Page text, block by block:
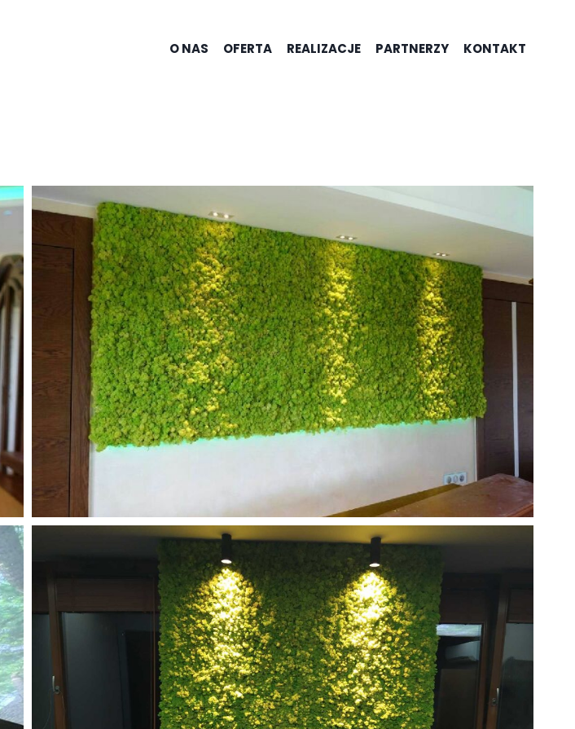
O NAS OFERTA REALIZACJE PARTNERZY KONTAKT